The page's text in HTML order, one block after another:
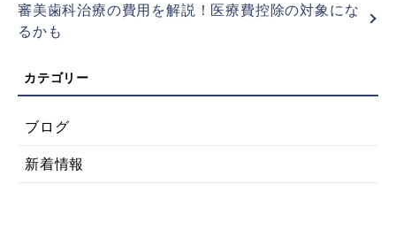
審美歯科治療の費用を解説！医療費控除の対象にな
るかも
ブログ
新着情報